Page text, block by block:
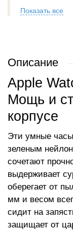
Показать все
Описание
Apple
Мощь и
корпусе
Эти умные часы
зеленым
сочетают
выдерживает
оберегает от
мм и весом
сидит на
защищает от